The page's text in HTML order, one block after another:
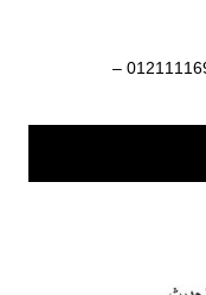
ماكينات تعبئة وتغليف 01211116954 – 01211116956 –